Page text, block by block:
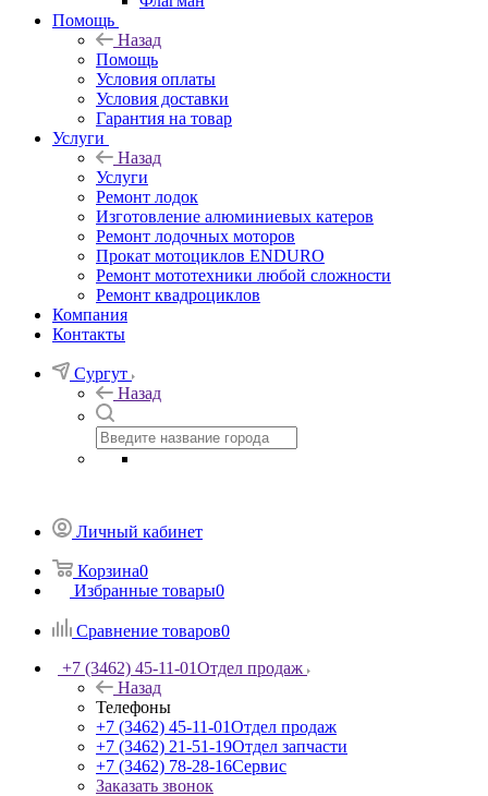
Помощь
Назад
Помощь
Условия оплаты
Условия доставки
Гарантия на товар
Услуги
Назад
Услуги
Ремонт лодок
Изготовление алюминиевых катеров
Ремонт лодочных моторов
Прокат мотоциклов ENDURO
Ремонт мототехники любой сложности
Ремонт квадроциклов
Компания
Контакты
Сургут
Назад
Личный кабинет
Корзина0
Избранные товары0
Сравнение товаров0
+7 (3462) 45-11-01Отдел продаж
Назад
Телефоны
+7 (3462) 45-11-01Отдел продаж
+7 (3462) 21-51-19Отдел запчасти
+7 (3462) 78-28-16Сервис
Заказать звонок